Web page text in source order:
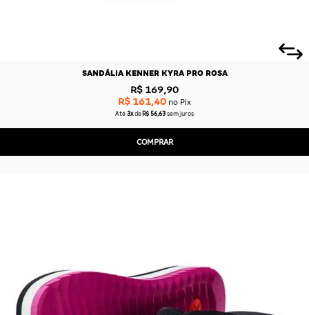
SANDÁLIA KENNER KYRA PRO ROSA
R$ 169,90
R$ 161,40 no Pix
Até 3x de R$ 56,63 sem juros
COMPRAR